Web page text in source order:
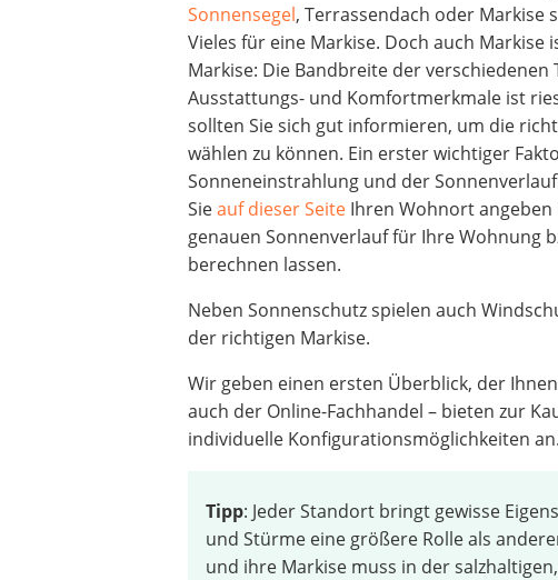
Sonnensegel, Terrassendach oder Markise
Vieles für eine Markise. Doch auch Markise
Markise: Die Bandbreite der verschiedenen
Ausstattungs- und Komfortmerkmale ist
sollten Sie sich gut informieren, um die
wählen zu können. Ein erster wichtiger
Sonneneinstrahlung und der
Sieauf dieser Seite Ihren Wohnort angeben
genauen Sonnenverlauf für Ihre Wohnung
berechnen lassen.
Neben Sonnenschutz spielen auch
der richtigen Markise.
Wir geben einen ersten Überblick, der
auch der Online-Fachhandel – bieten zur
individuelle Konfigurationsmöglichkeiten an.
Tipp: Jeder Standort bringt gewisse
und Stürme eine größere Rolle als
und ihre Markise muss in der